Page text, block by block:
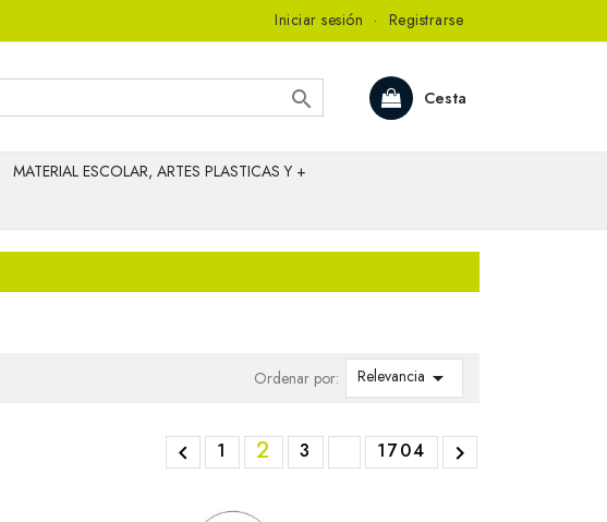
Iniciar sesión · Registrarse
Cesta

MATERIAL ESCOLAR, ARTES PLASTICAS Y +
Ordenar por: Relevancia 
 1 2 3 1704 